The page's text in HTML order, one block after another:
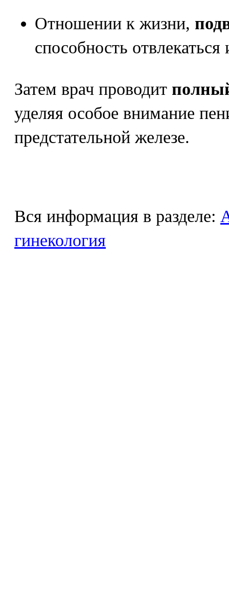
Отношении к жизни,
способность отвлекаться
Затем врач проводит
уделяя особое внимание
предстательной железе.
Вся информация в разделе:
гинекология